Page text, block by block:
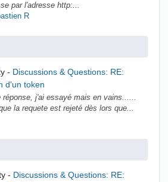
par l'adresse http:...
R
Discussions & Questions: RE:
d'un token
réponse, j'ai essayé mais en vains......
la requete est rejeté dès lors que...
Discussions & Questions: RE: